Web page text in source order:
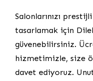
Salonlarınızı
tasarlamak için Dilek
güvenebilirsiniz.
hizmetimizle, size
davet ediyoruz.